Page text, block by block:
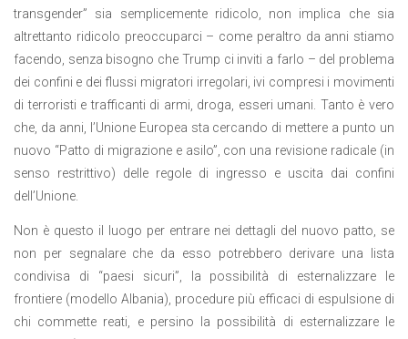
transgender” sia semplicemente ridicolo, non implica che sia
altrettanto ridicolo preoccuparci – come peraltro da anni stiamo
facendo, senza bisogno che Trump ci inviti a farlo – del problema
dei confini e dei flussi migratori irregolari, ivi compresi i movimenti
di terroristi e trafficanti di armi, droga, esseri umani. Tanto è vero
che, da anni, l’Unione Europea sta cercando di mettere a punto un
nuovo “Patto di migrazione e asilo”, con una revisione radicale (in
senso restrittivo) delle regole di ingresso e uscita dai confini
dell’Unione.
Non è questo il luogo per entrare nei dettagli del nuovo patto, se
non per segnalare che da esso potrebbero derivare una lista
condivisa di “paesi sicuri”, la possibilità di esternalizzare le
frontiere (modello Albania), procedure più efficaci di espulsione di
chi commette reati, e persino la possibilità di esternalizzare le